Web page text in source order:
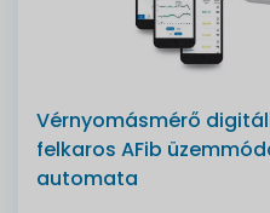
Vérnyomásmérő
felkaros AFib
automata